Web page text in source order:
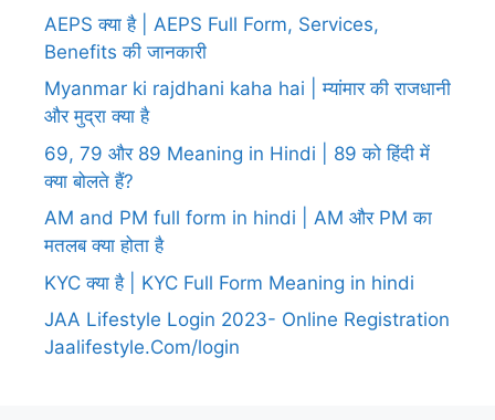
AEPS क्या है | AEPS Full Form, Services,
Benefits की जानकारी
Myanmar ki rajdhani kaha hai | म्यांमार की राजधानी
और मुद्रा क्या है
69, 79 और 89 Meaning in Hindi | 89 को हिंदी में
क्या बोलते हैं?
AM and PM full form in hindi | AM और PM का
मतलब क्या होता है
KYC क्या है | KYC Full Form Meaning in hindi
JAA Lifestyle Login 2023- Online Registration
Jaalifestyle.Com/login